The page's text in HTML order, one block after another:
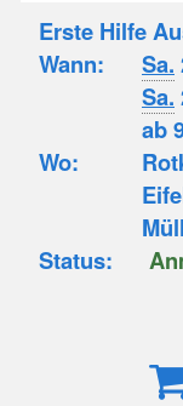
Erste Hilfe
Wann:
Sa.
Sa.
ab
Wo:
Status: